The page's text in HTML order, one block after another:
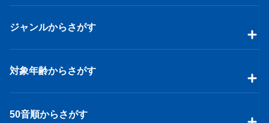
ジャンルからさがす
対象年齢からさがす
50音順からさがす